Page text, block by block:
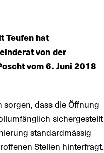
Teufen hat
von der
vom 6. Juni 2018
dass die Öffnung
sichergestellt
standardmässig
Stellen hinterfragt.